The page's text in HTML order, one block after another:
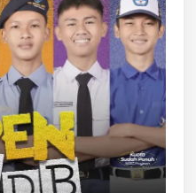
N
D
N
A
N
K
A